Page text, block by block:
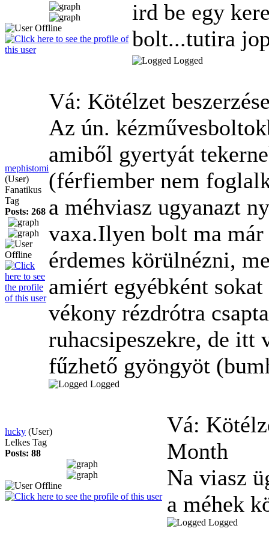
ird be egy
bolt...tutira
Logged
mephistomi
(User)
Fanatikus
Tag
Posts: 268
Vá: Kötélzet
Az ún.
amiből gyertyát
(férfiember nem
a méhviasz ugyanazt
vaxa.Ilyen bolt ma
érdemes körülnézni,
amiért egyébként
vékony rézdrótra
ruhacsipeszekre, de itt
fűzhető gyöngyöt
Logged
lucky (User)
Lelkes Tag
Posts: 88
Vá:
Month
Na viasz
a méhek
Logged